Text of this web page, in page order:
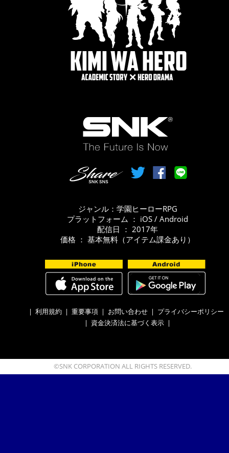
ジャンル：学園ヒーローRPG
プラットフォーム ： iOS / Android
配信日 ： 2017年
価格 ： 基本無料（アイテム課金あり）
| 利用規約 | 重要事項 | お問い合わせ | プライバシーポリシー
| 資金決済法に基づく表示 |
©SNK CORPORATION ALL RIGHTS RESERVED.